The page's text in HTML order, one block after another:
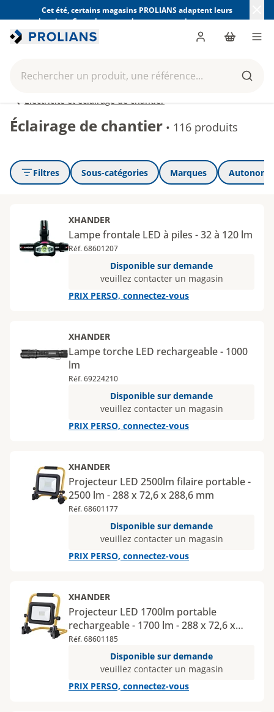
Cet été, certains magasins PROLIANS adaptent leurs
horaires. Consultez ceux de votre magasin avant votre
visite.
Rechercher un produit, une référence...
Panier
Électricité et éclairage de chantier
Éclairage de chantier • 116 produits
Filtres Sous-catégories Marques
XHANDER
Lampe frontale LED à piles - 32 à 120 lm
Réf. 68601207
Disponible sur demande
veuillez contacter un magasin
PRIX PERSO, connectez-vous
XHANDER
Lampe torche LED rechargeable - 1000
lm
Réf. 69224210
Disponible sur demande
veuillez contacter un magasin
PRIX PERSO, connectez-vous
XHANDER
Projecteur LED 2500lm filaire portable -
2500 lm - 288 x 72,6 x 288,6 mm
Réf. 68601177
Disponible sur demande
veuillez contacter un magasin
PRIX PERSO, connectez-vous
XHANDER
Projecteur LED 1700lm portable
rechargeable - 1700 lm - 288 x 72,6 x
288,6 mm
Réf. 68601185
Disponible sur demande
veuillez contacter un magasin
PRIX PERSO, connectez-vous